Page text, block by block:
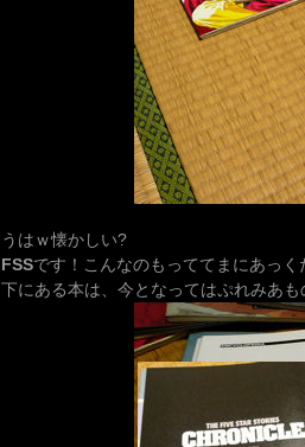
うはｗ懐かしい?
FSSです！こんなのもっててまにあっく
下にある本は、今となってはぷれみあも